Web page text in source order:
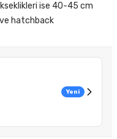
Yeni
ise 40-45 cm
ve hatchback